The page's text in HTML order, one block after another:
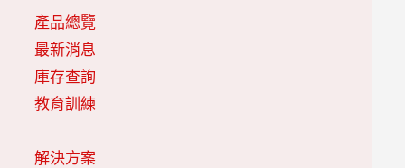
產品總覽
最新消息
庫存查詢
教育訓練
解決方案